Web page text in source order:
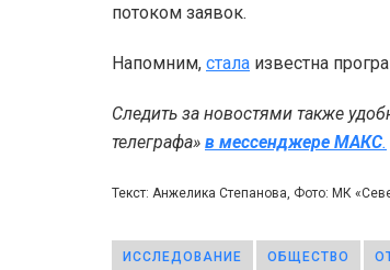
потоком заявок.
Напомним, стала известна
Следить за новостями также
телеграфа» в мессенджере MAКС.
Текст: Анжелика Степанова, Фото: МК
ИССЛЕДОВАНИЕ ОБЩЕСТВО